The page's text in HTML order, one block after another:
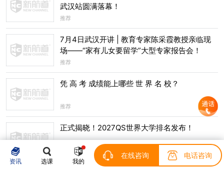
武汉站圆满落幕！
推荐
7月4日武汉开讲 | 教育专家陈采霞教授亲临现
场——“家有儿女要留学”大型专家报告会！
推荐
凭 高 考 成绩能上哪些 世 界 名 校？
推荐
正式揭晓！2027QS世界大学排名发布！
资讯 选课 我的
在线咨询 电话咨询